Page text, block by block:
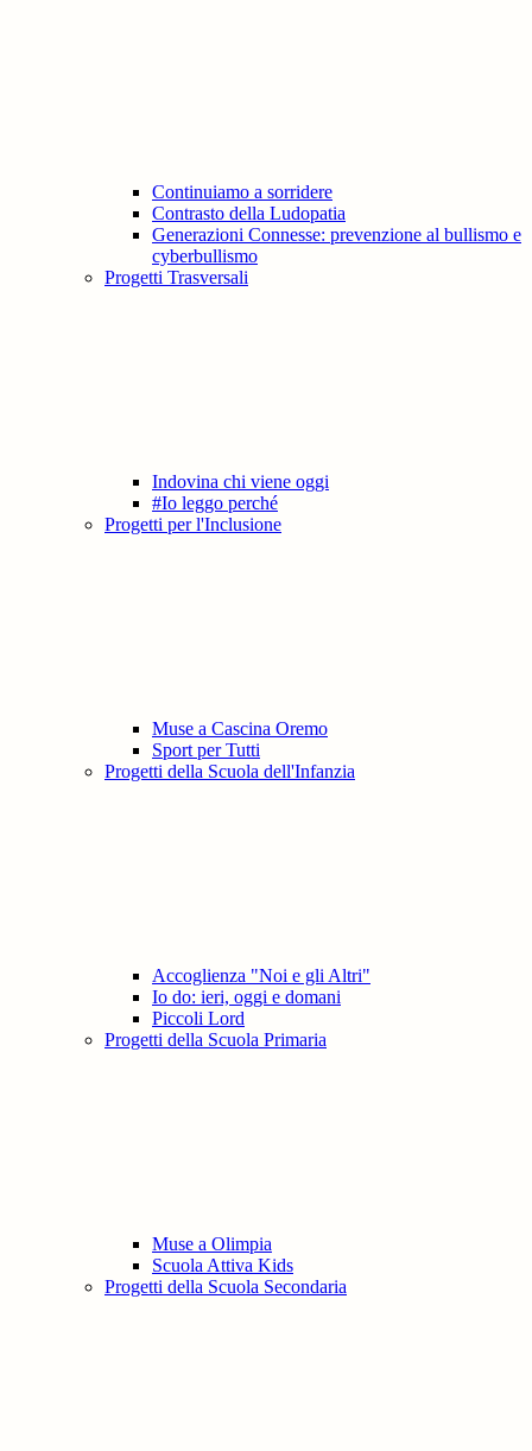
Continuiamo a sorridere
Contrasto della Ludopatia
Generazioni Connesse: prevenzione al bullismo e
cyberbullismo
Progetti Trasversali
Indovina chi viene oggi
#Io leggo perché
Progetti per l'Inclusione
Muse a Cascina Oremo
Sport per Tutti
Progetti della Scuola dell'Infanzia
Accoglienza "Noi e gli Altri"
Io do: ieri, oggi e domani
Piccoli Lord
Progetti della Scuola Primaria
Muse a Olimpia
Scuola Attiva Kids
Progetti della Scuola Secondaria